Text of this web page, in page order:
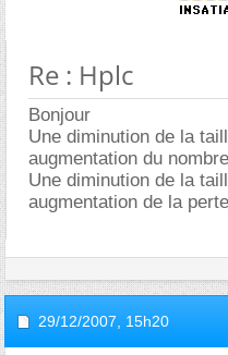
Re : Hplc
Bonjour
Une diminution de la
augmentation du
Une diminution de la
augmentation de la
29/12/2007, 15h20